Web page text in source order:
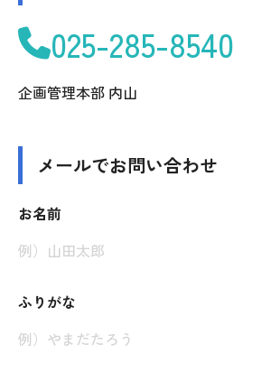
025-285-8540
企画管理本部 内山
メールでお問い合わせ
お名前
ふりがな